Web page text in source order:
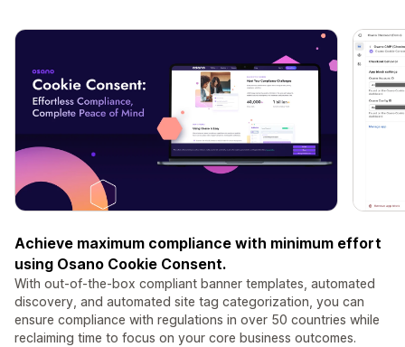
Achieve maximum compliance with minimum effort
using Osano Cookie Consent.
With out-of-the-box compliant banner templates, automated
discovery, and automated site tag categorization, you can
ensure compliance with regulations in over 50 countries while
reclaiming time to focus on your core business outcomes.